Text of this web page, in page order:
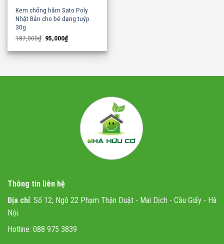
Kem chống hăm Sato Poly
Nhật Bản cho bé dạng tuýp
30g
187,000₫ Original
price
was:
187,000₫.
95,000₫Current
is:
95,000₫.
Thông tin liên hệ
Địa chỉ: Số 12, Ngõ 22 Phạm Thận Duật - Mai Dịch - Cầu Giấy - Hà
Nội.
Hotline: 088 975 3839